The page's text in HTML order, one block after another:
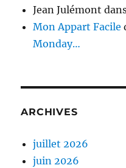
Jean Julémont
Mon Appart Facile
Monday…
ARCHIVES
juillet 2026
juin 2026